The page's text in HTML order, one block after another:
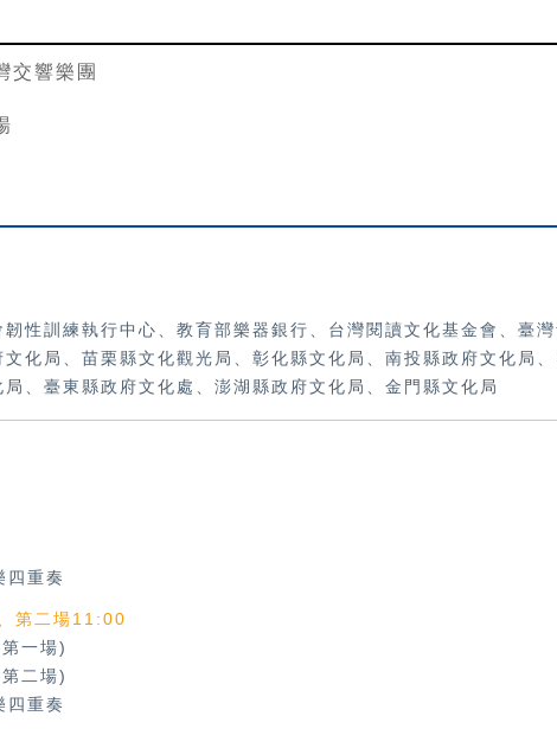
交響樂團
性訓練執行中心、教育部樂器銀行、 台灣閱讀文化基金會、臺
化局、苗栗縣文化觀光局、彰化縣文化局、南投縣政府文化局
、臺東縣政府文化處、澎湖縣政府文化局、金門縣文化局
四重奏
第二場11:00
一場)
二場)
四重奏